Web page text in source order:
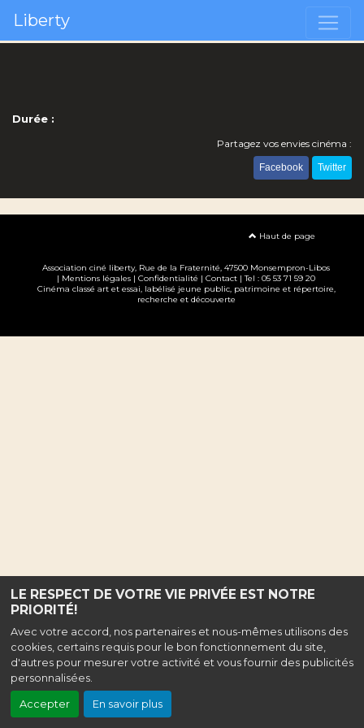
LE RESPECT DE VOTRE VIE PRIVÉE EST NOTRE
PRIORITÉ!
Avec votre accord, nos partenaires et nous-mêmes utilisons des
cookies, certains requis pour le bon fonctionnement du site,
d'autres pour mesurer votre activité et vous fournir des publicités
personnalisées.
Accepter En savoir plus
Liberty
Durée :
Partagez vos envies cinéma :
Facebook Twitter
Haut de page
Association ciné liberty, Rue de la Fraternité, 47500 Monsempron-Libos
| Mentions légales | Confidentialité | Contact | Tel : 05 53 71 59 20
Cinéma classé art et essai, labélisé jeune public, patrimoine et répertoire,
recherche et découverte